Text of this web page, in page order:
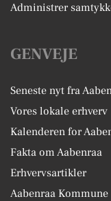
Administrer
GENVEJE
Seneste nyt fra
Vores lokale erhverv
Kalenderen for
Fakta om Aabenraa
Erhvervsartikler
Aabenraa Kommune